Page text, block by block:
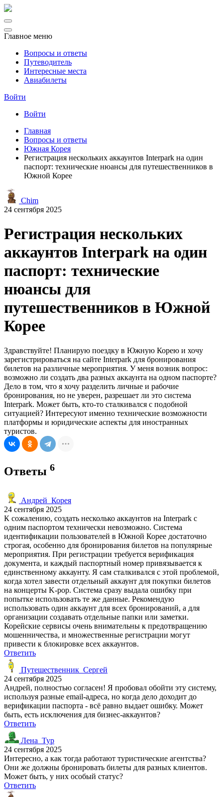
Главное меню
Вопросы и ответы
Путеводитель
Интересные места
Авиабилеты
Войти
Войти
Главная
Вопросы и ответы
Южная Корея
Регистрация нескольких аккаунтов Interpark на один
паспорт: технические нюансы для путешественников в
Южной Корее
Chim
24 сентября 2025
Регистрация нескольких
аккаунтов Interpark на один
паспорт: технические
нюансы для
путешественников в Южной
Корее
Здравствуйте! Планирую поездку в Южную Корею и хочу
зарегистрироваться на сайте Interpark для бронирования
билетов на различные мероприятия. У меня возник вопрос:
возможно ли создать два разных аккаунта на одном паспорте?
Дело в том, что я хочу разделить личные и рабочие
бронирования, но не уверен, разрешает ли это система
Interpark. Может быть, кто-то сталкивался с подобной
ситуацией? Интересуют именно технические возможности
платформы и юридические аспекты для иностранных
туристов.
Ответы 6
Андрей_Корея
24 сентября 2025
К сожалению, создать несколько аккаунтов на Interpark с
одним паспортом технически невозможно. Система
идентификации пользователей в Южной Корее достаточно
строгая, особенно для бронирования билетов на популярные
мероприятия. При регистрации требуется верификация
документа, и каждый паспортный номер привязывается к
единственному аккаунту. Я сам сталкивался с этой проблемой,
когда хотел завести отдельный аккаунт для покупки билетов
на концерты K-pop. Система сразу выдала ошибку при
попытке использовать те же данные. Рекомендую
использовать один аккаунт для всех бронирований, а для
организации создавать отдельные папки или заметки.
Корейские сервисы очень внимательны к предотвращению
мошенничества, и множественные регистрации могут
привести к блокировке всех аккаунтов.
Ответить
Путешественник_Сергей
24 сентября 2025
Андрей, полностью согласен! Я пробовал обойти эту систему,
используя разные email-адреса, но когда дело доходит до
верификации паспорта - всё равно выдает ошибку. Может
быть, есть исключения для бизнес-аккаунтов?
Ответить
Лена_Тур
24 сентября 2025
Интересно, а как тогда работают туристические агентства?
Они же должны бронировать билеты для разных клиентов.
Может быть, у них особый статус?
Ответить